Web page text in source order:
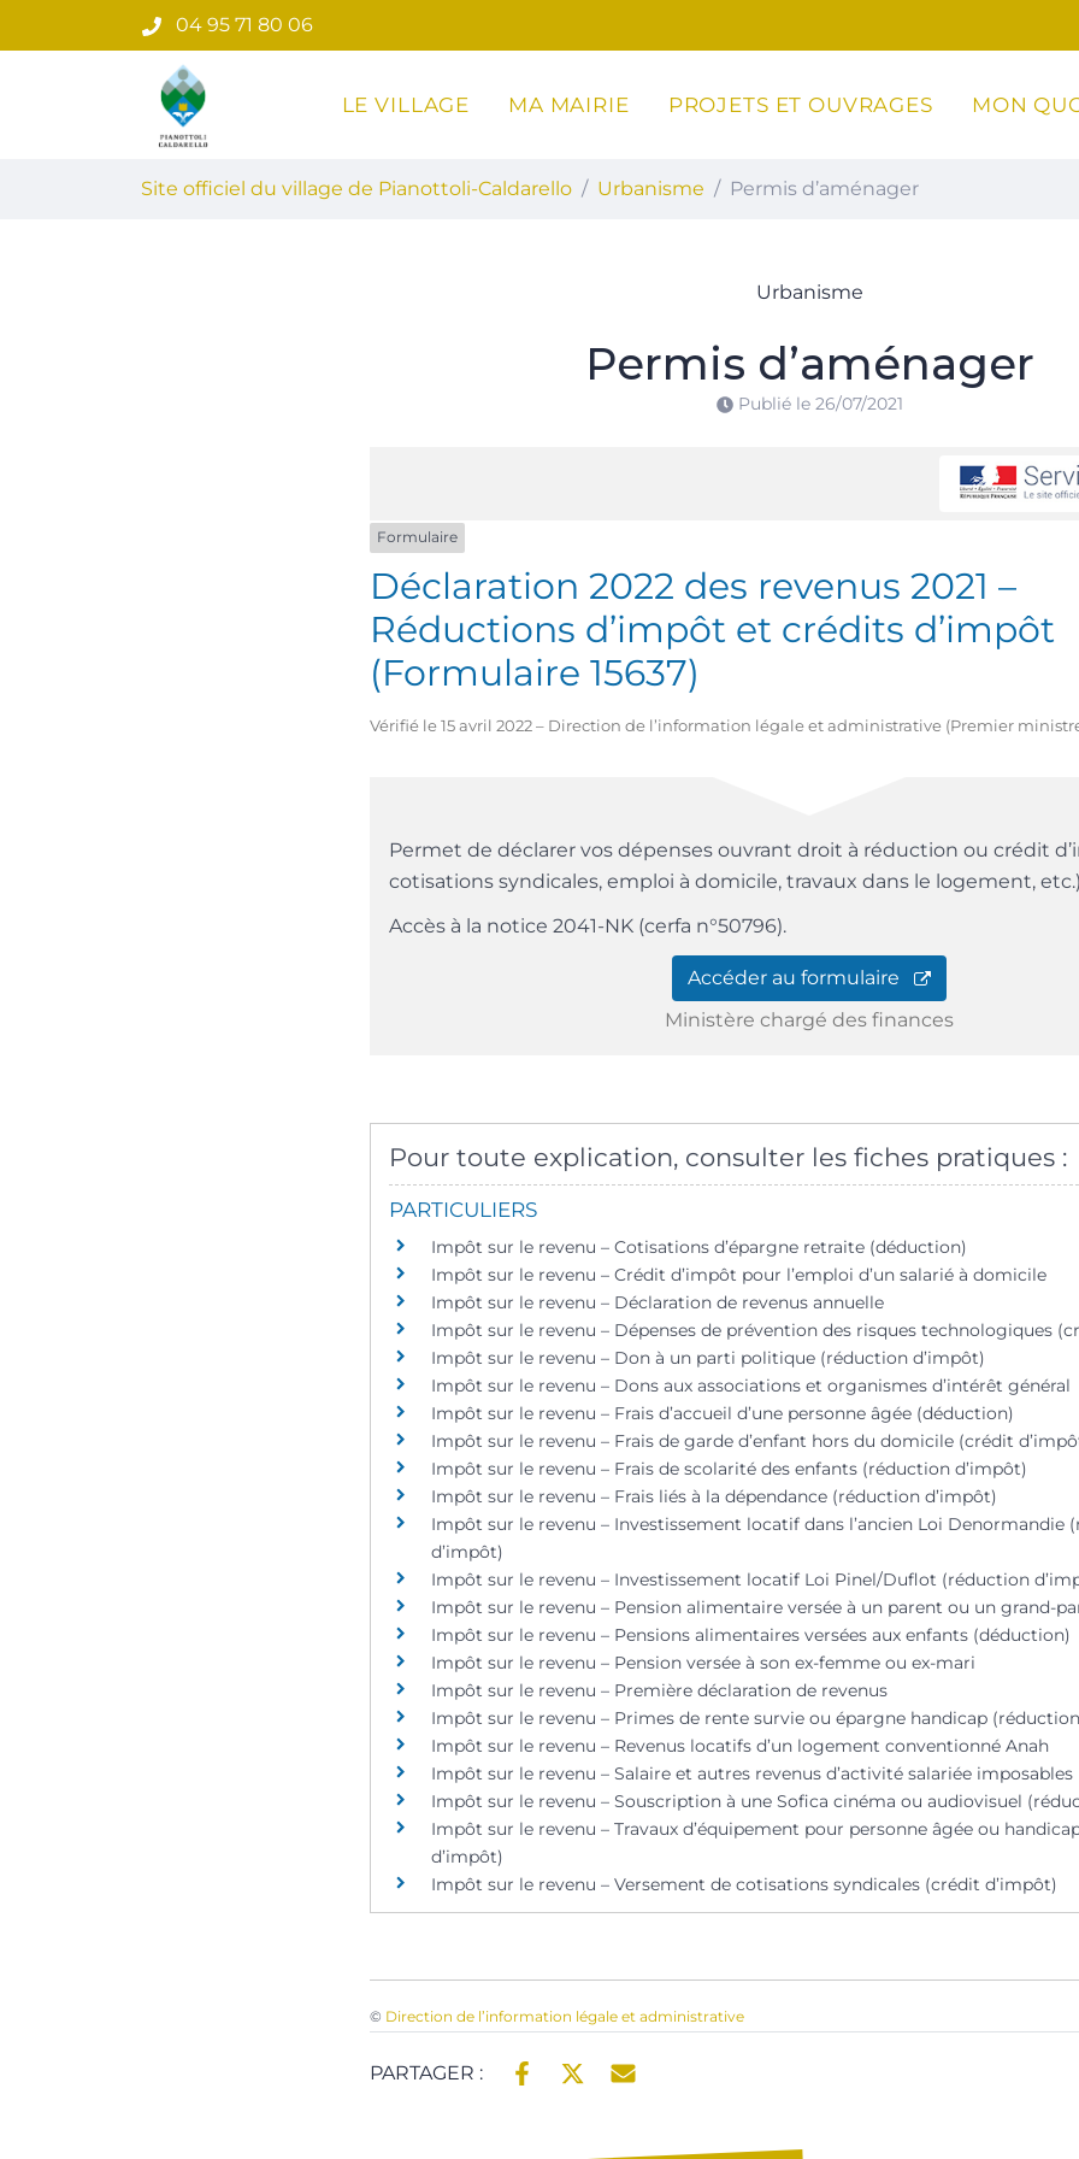
au
04 95 71 80 06
Site officiel du village de Pianottoli-Caldarello
LE VILLAGE MA MAIRIE PROJETS ET OUVRAGES MON
Site officiel du village de Pianottoli-Caldarello Urbanisme Permis d’aménager
Urbanisme
Permis d’aménager
Publié le 26/07/2021
Formulaire
Déclaration 2022 des revenus 2021 –
Réductions d’impôt et crédits d’impôt
(Formulaire 15637)
Vérifié le 15 avril 2022 – Direction de l’information légale et administrative (Premier
Permet de déclarer vos dépenses ouvrant droit à réduction ou crédit
cotisations syndicales, emploi à domicile, travaux dans le logement,
Accès à la notice 2041-NK (cerfa n°50796).
Accéder au formulaire
Ministère chargé des finances
Pour toute explication, consulter les fiches pratiques :
PARTICULIERS
Impôt sur le revenu – Cotisations d’épargne retraite (déduction)
Impôt sur le revenu – Crédit d’impôt pour l’emploi d’un salarié à domicile
Impôt sur le revenu – Déclaration de revenus annuelle
Impôt sur le revenu – Dépenses de prévention des risques technologiques
Impôt sur le revenu – Don à un parti politique (réduction d’impôt)
Impôt sur le revenu – Dons aux associations et organismes d’intérêt général
Impôt sur le revenu – Frais d’accueil d’une personne âgée (déduction)
Impôt sur le revenu – Frais de garde d’enfant hors du domicile (crédit
Impôt sur le revenu – Frais de scolarité des enfants (réduction d’impôt)
Impôt sur le revenu – Frais liés à la dépendance (réduction d’impôt)
Impôt sur le revenu – Investissement locatif dans l’ancien Loi Denormandie
d’impôt)
Impôt sur le revenu – Investissement locatif Loi Pinel/Duflot (réduction
Impôt sur le revenu – Pension alimentaire versée à un parent ou un grand-
Impôt sur le revenu – Pensions alimentaires versées aux enfants (déduction)
Impôt sur le revenu – Pension versée à son ex-femme ou ex-mari
Impôt sur le revenu – Première déclaration de revenus
Impôt sur le revenu – Primes de rente survie ou épargne handicap
Impôt sur le revenu – Revenus locatifs d’un logement conventionné Anah
Impôt sur le revenu – Salaire et autres revenus d’activité salariée imposables
Impôt sur le revenu – Souscription à une Sofica cinéma ou audiovisuel
Impôt sur le revenu – Travaux d’équipement pour personne âgée ou
d’impôt)
Impôt sur le revenu – Versement de cotisations syndicales (crédit d’impôt)
© Direction de l’information légale et administrative
PARTAGER :